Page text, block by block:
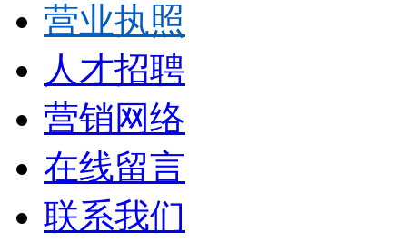
营业执照
人才招聘
营销网络
在线留言
联系我们